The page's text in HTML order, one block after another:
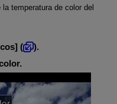
temperatura de color del
] (
).